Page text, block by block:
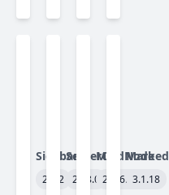
Sidebar
2.2.2
ServerCat
26.8.0
MindNode
2026.4.2
Marked
3.1.18